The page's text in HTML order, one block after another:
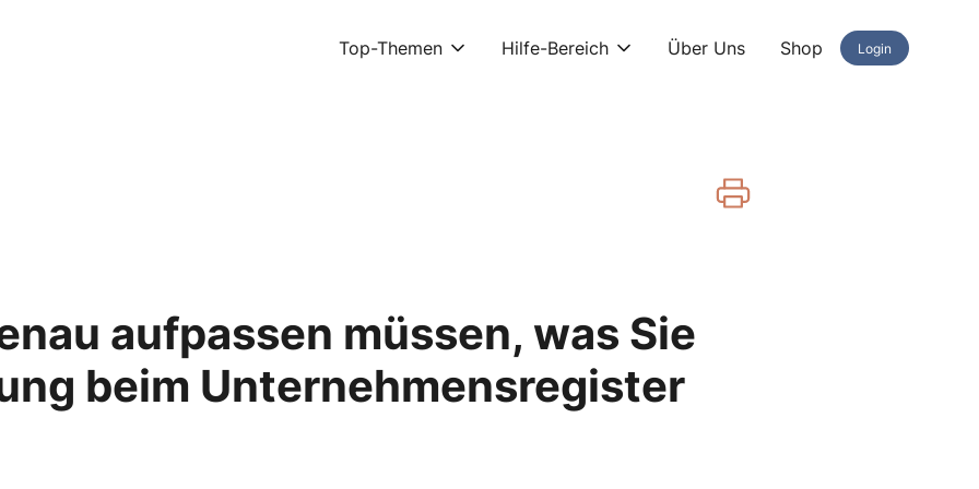
Top-Themen Hilfe-Bereich Über Uns Shop Login
aufpassen müssen, was Sie
beim Unternehmensregister